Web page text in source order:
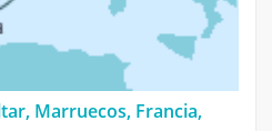
Marruecos, Francia,